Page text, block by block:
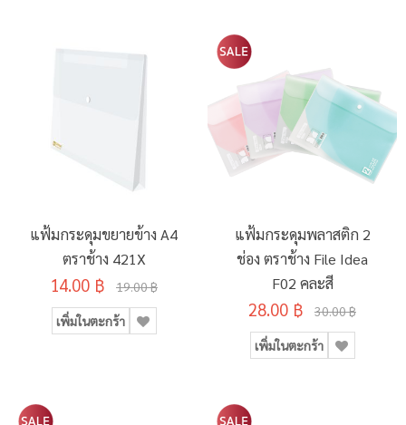
แฟ้มกระดุมขยายข้าง A4
ตราช้าง 421X
14.00 ฿ 19.00 ฿
เพิ่มในตะกร้า
แฟ้มกระดุมพลาสติก 2
ช่อง ตราช้าง File Idea
F02 คละสี
28.00 ฿ 30.00 ฿
เพิ่มในตะกร้า